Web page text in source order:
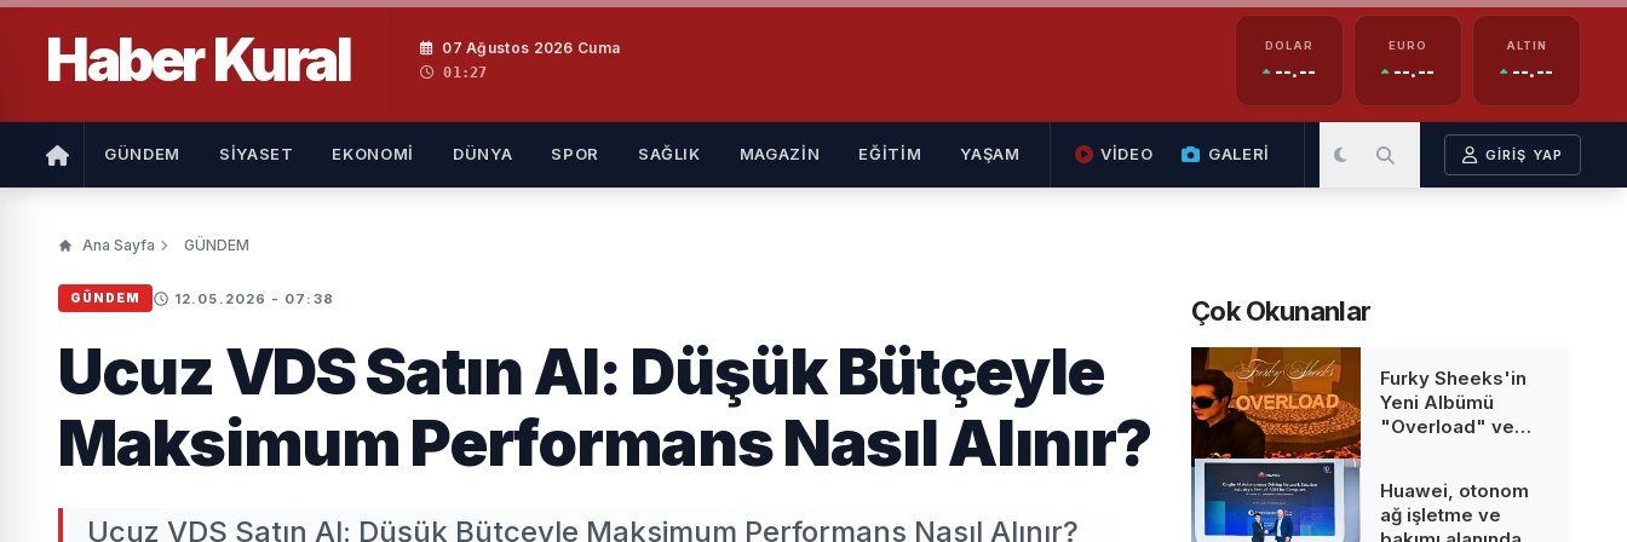
HaberKural 07 Ağustos 2026 Cuma
01:27
DOLAR
--.--
EURO
--.--
ALTIN
--.--
GÜNDEM SİYASET EKONOMİ DÜNYA SPOR SAĞLIK MAGAZİN EĞİTİM YAŞAM VİDEO GALERİ GİRİŞ YAP
Ana Sayfa GÜNDEM
GÜNDEM 12.05.2026 - 07:38
Ucuz VDS Satın Al: Düşük Bütçeyle
Maksimum Performans Nasıl Alınır?
Ucuz VDS Satın Al: Düşük Bütçeyle Maksimum Performans Nasıl Alınır?
Çok Okunanlar
Furky Sheeks'in
Yeni Albümü
"Overload" ve
Takvimi Açıklandı
Huawei, otonom
ağ işletme ve